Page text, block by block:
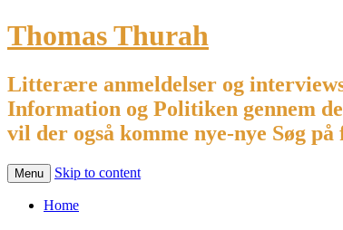
Thomas Thurah
Litterære anmeldelser og
Information og Politiken gennem
vil der også komme nye-nye Søg
Menu Skip to content
Home